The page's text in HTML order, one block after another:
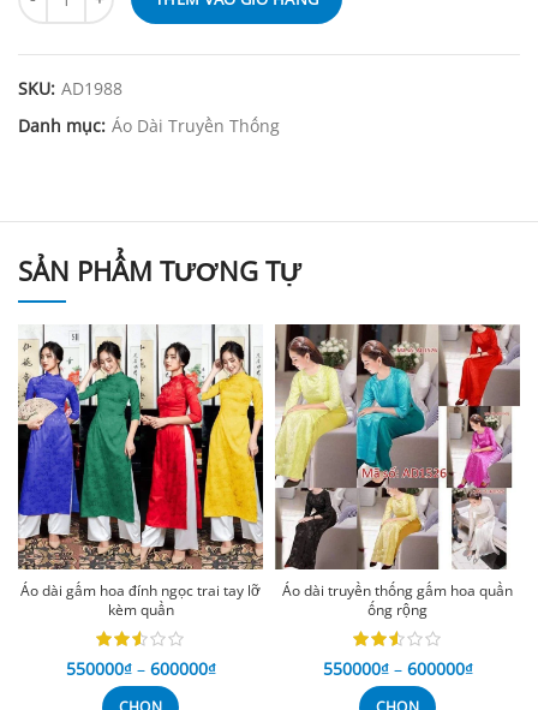
SKU: AD1988
Danh mục: Áo Dài Truyền Thống
SẢN PHẨM TƯƠNG TỰ
Áo dài gấm hoa đính ngọc trai tay lỡ
kèm quần
550000₫ – 600000₫
Áo dài truyền thống gấm hoa quần
ống rộng
550000₫ – 600000₫